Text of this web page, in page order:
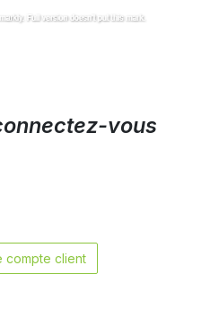
vous
compte client